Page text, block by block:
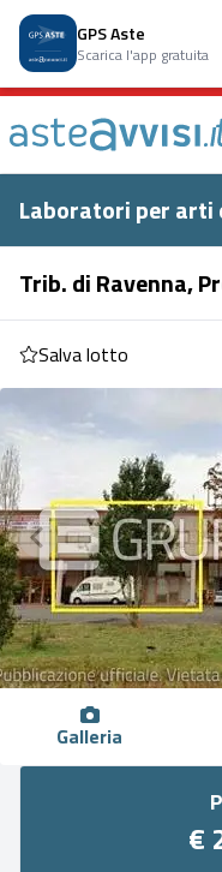
GPS Aste
Scarica l'app gratuita
Chiusura:
informiamo i
chiusi a partire da lunedì
Trib. di Ravenna,
Salva lotto
Galleria
€